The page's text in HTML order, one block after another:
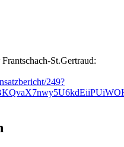
St.Gertraud:
249?